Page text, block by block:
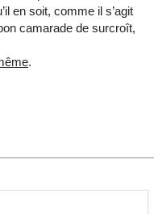
en soit, comme il s’agit
camarade de surcroît,
.